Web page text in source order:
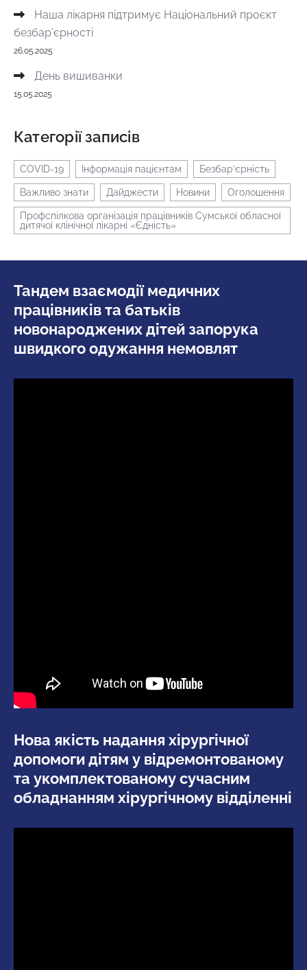
Наша лікарня підтримує Національний проєкт
безбар’єрності
26.05.2025
День вишиванки
15.05.2025
Категорії записів
COVID-19 Інформація пацієнтам Безбар’єрність
Важливо знати Дайджести Новини Оголошення
Профспілкова організація працівників Сумської обласної
дитячої клінічної лікарні «Єдність»
Тандем взаємодії медичних
працівників та батьків
новонароджених дітей запорука
швидкого одужання немовлят
Нова якість надання хірургічної
допомоги дітям у відремонтованому
та укомплектованому сучасним
обладнанням хірургічному відділенні